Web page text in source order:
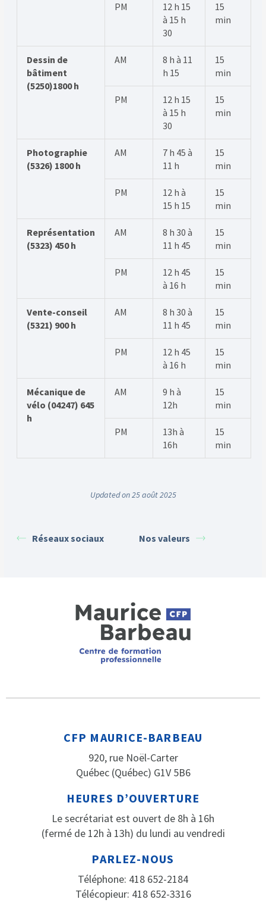
PM
12 h 15
à 15 h
30
15
min
Dessin de
bâtiment
(5250)1800 h
AM
8 h à 11
h 15
15
min
PM
12 h 15
à 15 h
30
15
min
Photographie
(5326) 1800 h
AM
7 h 45 à
11 h
15
min
PM
12 h à
15 h 15
15
min
Représentation
(5323) 450 h
AM
8 h 30 à
11 h 45
15
min
PM
12 h 45
à 16 h
15
min
Vente-conseil
(5321) 900 h
AM
8 h 30 à
11 h 45
15
min
PM
12 h 45
à 16 h
15
min
Mécanique de
vélo (04247) 645
h
AM
9 h à
12h
15
min
PM
13h à
16h
15
min
Updated on 25 août 2025
Réseaux sociaux Nos valeurs
CFP MAURICE-BARBEAU
920, rue Noël-Carter
Québec (Québec) G1V 5B6
HEURES D’OUVERTURE
Le secrétariat est ouvert de 8h à 16h
(fermé de 12h à 13h) du lundi au vendredi
PARLEZ-NOUS
Téléphone: 418 652-2184
Télécopieur: 418 652-3316